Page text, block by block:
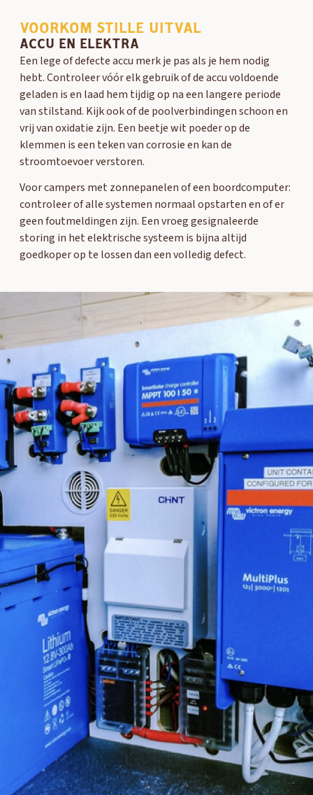
VOORKOM STILLE UITVAL
ACCU EN ELEKTRA
Een lege of defecte accu merk je pas als je hem nodig
hebt. Controleer vóór elk gebruik of de accu voldoende
geladen is en laad hem tijdig op na een langere periode
van stilstand. Kijk ook of de pool­verbindingen schoon en
vrij van oxidatie zijn. Een beetje wit poeder op de
klemmen is een teken van corrosie en kan de
stroomtoevoer verstoren.
Voor campers met zonnepanelen of een boordcomputer:
controleer of alle systemen normaal opstarten en of er
geen foutmeldingen zijn. Een vroeg gesignaleerde
storing in het elektrische systeem is bijna altijd
goedkoper op te lossen dan een volledig defect.